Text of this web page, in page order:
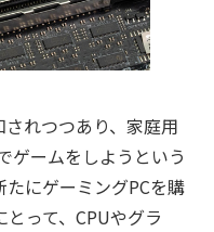
れつつあり、家庭用
ゲームをしようという
にゲーミングPCを購
って、CPUやグラ